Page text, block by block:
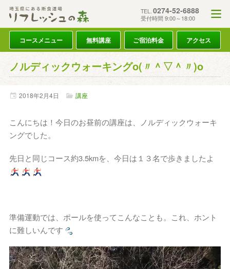
TEL. 0274-52-6888
受付時間 9:00～18:00
コースメニュー 無料講座 ご宿泊料金 アクセス
ノルディックウォーキングo(〃＾▽＾〃)o
2018年2月4日 講座
こんにちは！今日のお昼前の講座は、ノルディックウォーキ
ングでした。
先日と同じコース約3.5kmを、今日は１３名で歩きましたよ
準備運動では、ポールを使ってこんなことも。これ、ホント
に難しいんです
動
画